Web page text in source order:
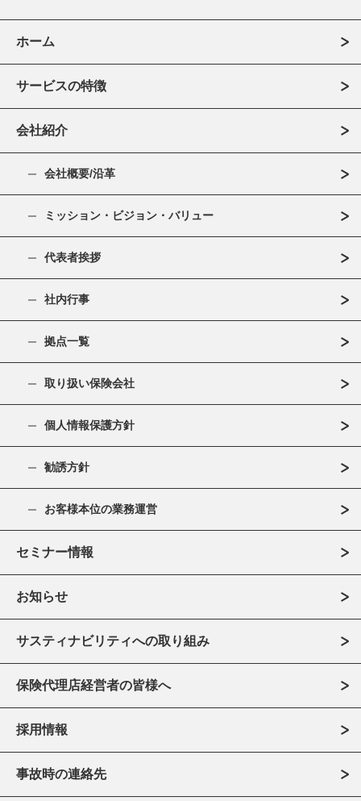
ホーム
サービスの特徴
会社紹介
会社概要/沿革
ミッション・ビジョン・バリュー
代表者挨拶
社内行事
拠点一覧
取り扱い保険会社
個人情報保護方針
勧誘方針
お客様本位の業務運営
セミナー情報
お知らせ
サスティナビリティへの取り組み
保険代理店経営者の皆様へ
採用情報
事故時の連絡先